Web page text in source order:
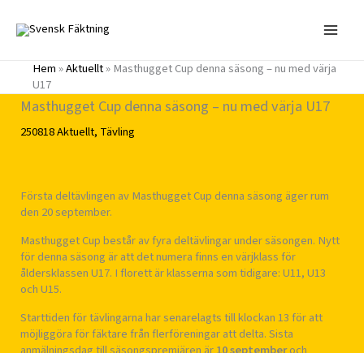
innehåll
Hem»Aktuellt»Masthugget Cup denna säsong – nu med värja
U17
Masthugget Cup denna säsong – nu med värja U17
250818Aktuellt, Tävling
Första deltävlingen av Masthugget Cup denna säsong äger rum
den 20 september.
Masthugget Cup består av fyra deltävlingar under säsongen. Nytt
för denna säsong är att det numera finns en värjklass för
åldersklassen U17. I florett är klasserna som tidigare: U11, U13
och U15.
Starttiden för tävlingarna har senarelagts till klockan 13 för att
möjliggöra för fäktare från flerföreningar att delta. Sista